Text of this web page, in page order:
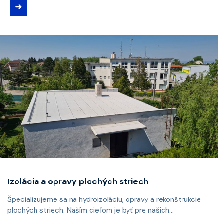
➜
Izolácia a opravy plochých striech
Špecializujeme sa na hydroizoláciu, opravy a rekonštrukcie
plochých striech. Naším cieľom je byť pre našich...